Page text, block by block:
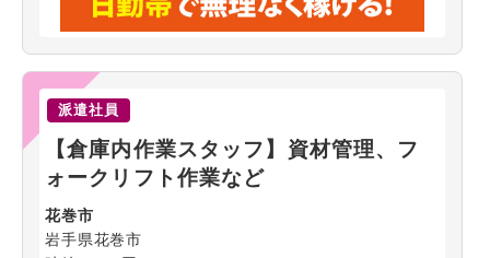
派遣社員
【倉庫内作業スタッフ】資材管理、フ
ォークリフト作業など
花巻市
岩手県花巻市